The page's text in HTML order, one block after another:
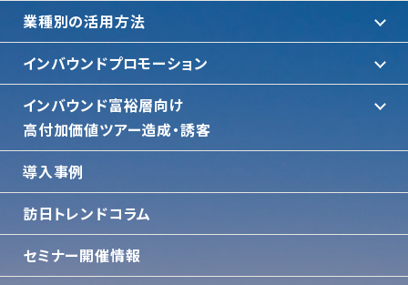
業種別の活用方法
インバウンドプロモーション
インバウンド富裕層向け
⾼付加価値ツアー造成・誘客
導入事例
訪日トレンドコラム
セミナー開催情報